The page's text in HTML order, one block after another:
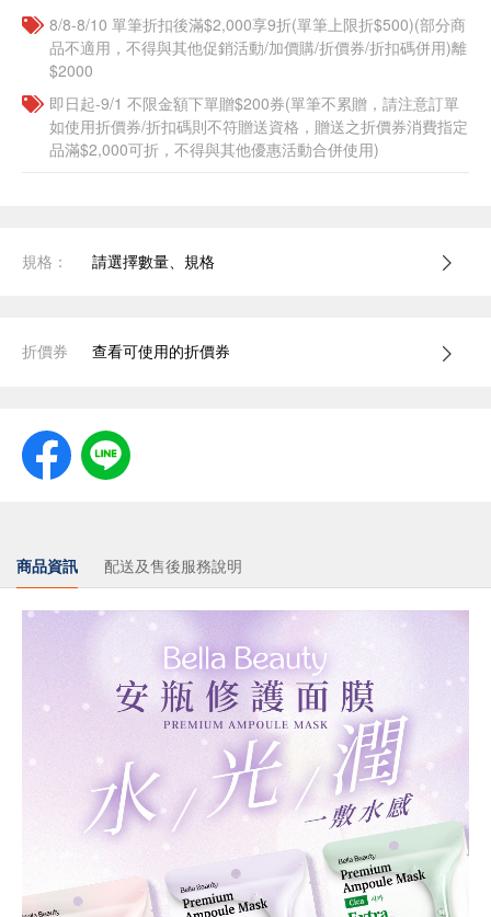
8/8-8/10 單筆折扣後滿$2,000享9折(單筆上限折$500)(部分商
品不適用，不得與其他促銷活動/加價購/折價券/折扣碼併用)離
$2000
即日起-9/1 不限金額下單贈$200券(單筆不累贈，請注意訂單
如使用折價券/折扣碼則不符贈送資格，贈送之折價券消費指定
品滿$2,000可折，不得與其他優惠活動合併使用)
規格： 請選擇數量、規格
折價券 查看可使用的折價券
商品資訊 配送及售後服務說明